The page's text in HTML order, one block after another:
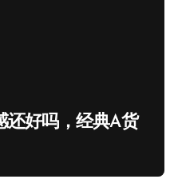
还好吗，经典A货